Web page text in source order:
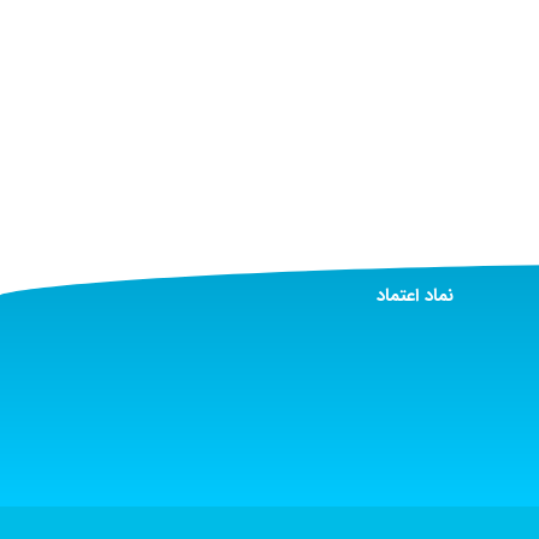
نماد اعتماد